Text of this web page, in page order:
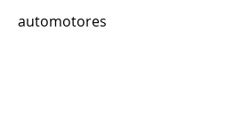
automotores